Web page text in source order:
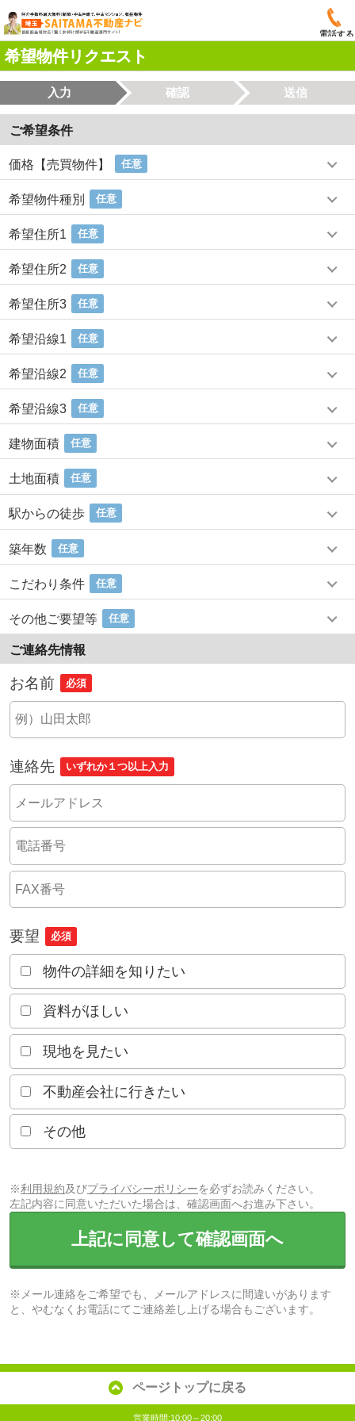
電話する
希望物件リクエスト
入力 確認 送信
ご希望条件
価格【売買物件】 任意
希望物件種別 任意
希望住所1 任意
希望住所2 任意
希望住所3 任意
希望沿線1 任意
希望沿線2 任意
希望沿線3 任意
建物面積 任意
土地面積 任意
駅からの徒歩 任意
築年数 任意
こだわり条件 任意
その他ご要望等 任意
ご連絡先情報
お名前 必須
連絡先 いずれか１つ以上入力
要望 必須
物件の詳細を知りたい
資料がほしい
現地を見たい
不動産会社に行きたい
その他
※利用規約及びプライバシーポリシーを必ずお読みください。
左記内容に同意いただいた場合は、確認画面へお進み下さい。
上記に同意して確認画面へ
※メール連絡をご希望でも、メールアドレスに間違いがあります
と、やむなくお電話にてご連絡差し上げる場合もございます。
ページトップに戻る
営業時間:10:00～20:00